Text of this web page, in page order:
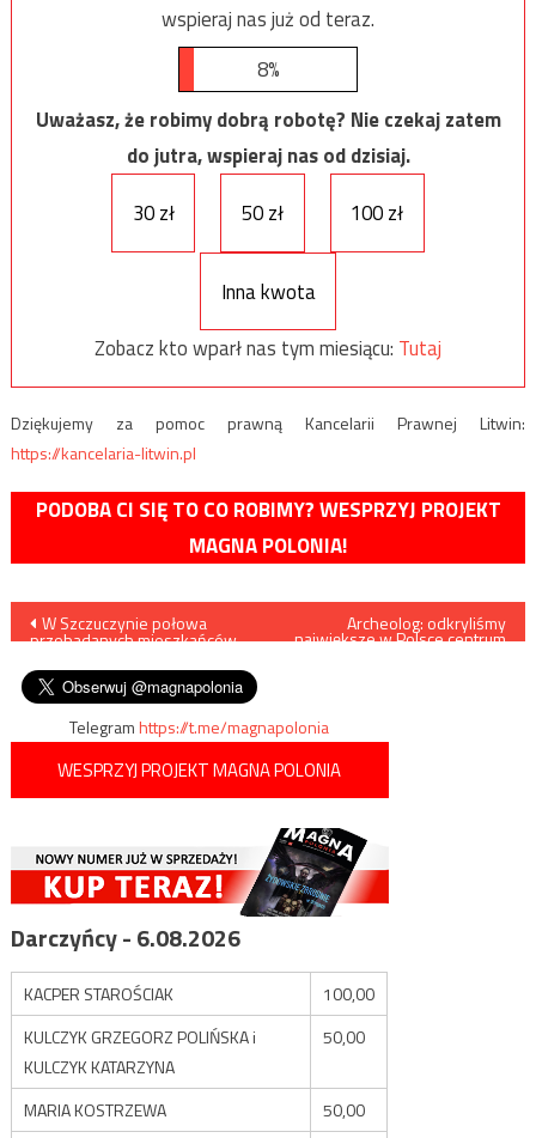
wspieraj nas już od teraz.
8%
Uważasz, że robimy dobrą robotę? Nie czekaj zatem
do jutra, wspieraj nas od dzisiaj.
30 zł
50 zł 100 zł
Inna kwota
Zobacz kto wparł nas tym miesiącu: Tutaj
Dziękujemy za pomoc prawną Kancelarii Prawnej Litwin:
https://kancelaria-litwin.pl
PODOBA CI SIĘ TO CO ROBIMY? WESPRZYJ PROJEKT
MAGNA POLONIA!
Nawigacja
wpisu
W Szczuczynie połowa
przebadanych mieszkańców
Archeolog: odkryliśmy
największe w Polsce centrum
Telegramhttps://t.me/magnapolonia
WESPRZYJ PROJEKT MAGNA POLONIA
Darczyńcy - 6.08.2026
KACPER STAROŚCIAK
100,00
KULCZYK GRZEGORZ POLIŃSKA i
KULCZYK KATARZYNA
50,00
MARIA KOSTRZEWA 50,00